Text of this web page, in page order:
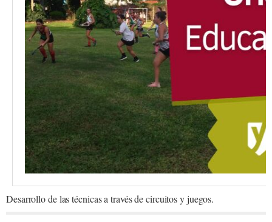
Desarrollo de las técnicas a través de circuitos y juegos.